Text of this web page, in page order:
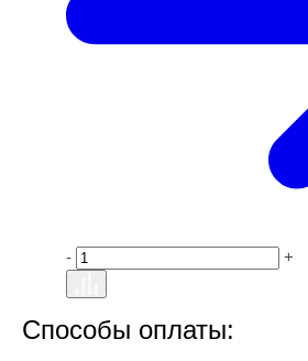
- +
Способы оплаты: